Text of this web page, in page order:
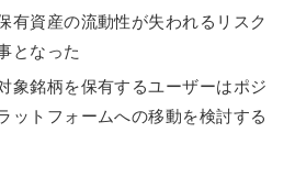
有資産の流動性が失われるリスク
となった
象銘柄を保有するユーザーはポジ
ットフォームへの移動を検討する